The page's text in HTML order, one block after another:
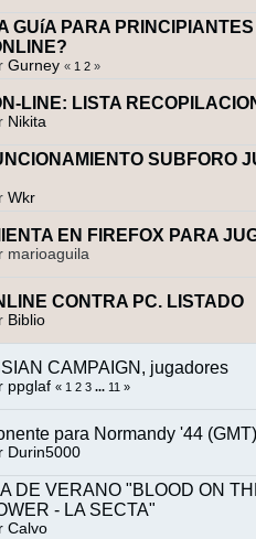
GUíA PARA
Gurney « 1 2 »
LINE: LISTA
Nikita
SUBFORO
Wkr
EN FIREFOX PARA
marioaguila
CONTRA PC. LISTADO
Biblio
CAMPAIGN, jugadores
ppglaf « 1 2 3 ... 11 »
para Normandy '44 (GMT)
Durin5000
DE VERANO "BLOOD ON
- LA SECTA"
Calvo